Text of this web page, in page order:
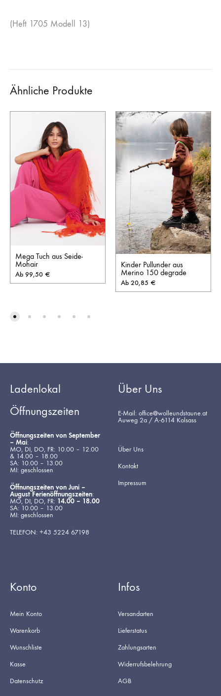
(Heft 1705 Modell 13)
Ähnliche Produkte
Mega Tuch aus Seide-
Mohair
Ab 99,50 €
Kinder Pullunder aus
Merino 150 degrade
Ab 20,85 €
Ladenlokal
Öffnungszeiten
Öffnungszeiten von September
– Mai:
MO, DI, DO, FR: 10.00 – 12.00
& 14.00 – 18.00
SA: 10.00 – 13.00
MI: geschlossen
Öffnungszeiten von Juni –
August Ferienöffnungszeiten:
MO, DI, DO, FR: 14.00 – 18.00
SA: 10.00 – 13.00
MI: geschlossen
TELEFON: +43 5224 67198
Über Uns
E-Mail: office@wolleundstaune.at
Auweg 2a / A-6114 Kolsass
Über Uns
Kontakt
Impressum
Konto
Mein Konto
Warenkorb
Wunschliste
Kasse
Datenschutz
Infos
Versandarten
Lieferstatus
Zahlungsarten
Widerrufsbelehrung
AGB